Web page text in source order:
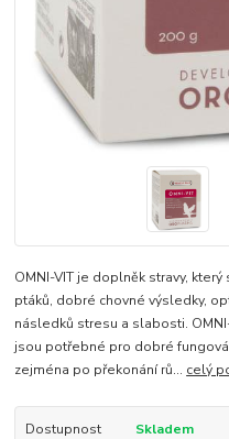
OMNI-VIT je doplněk stravy,
ptáků, dobré chovné výsledky,
následků stresu a slabosti.
jsou potřebné pro dobré
zejména po překonání rů... celý
Dostupnost Skladem